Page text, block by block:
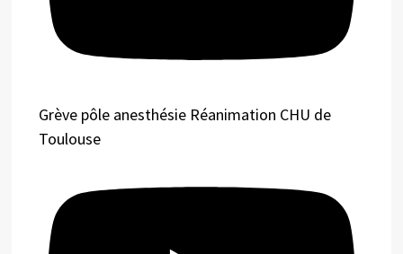
Grève pôle anesthésie Réanimation CHU de
Toulouse